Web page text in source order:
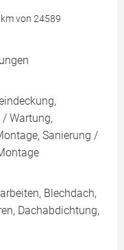
von 24589
/ Wartung,
Sanierung /
Blechdach,
Dachabdichtung,